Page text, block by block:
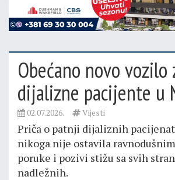
Obećano novo vozilo
dijalizne pacijente u
02.07.2026. Vijesti
Priča o patnji dijaliznih
nikoga nije ostavila
poruke i pozivi stižu sa svih
nadležnih.